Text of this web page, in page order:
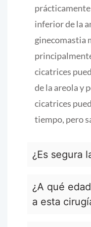
inferior de la
ginecomastia
cicatrices
de la areola y
cicatrices
tiempo, pero
¿Es segura
¿A qué
a esta